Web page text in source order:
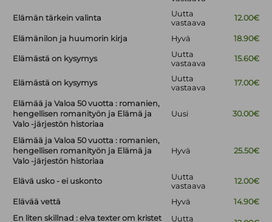
Elämän tärkein valinta
Uutta
vastaava
12.00€
Elämänilon ja huumorin kirja Hyvä 18.90€
Elämästä on kysymys
Uutta
vastaava
15.60€
Elämästä on kysymys
Uutta
vastaava
17.00€
Elämää ja Valoa 50 vuotta : romanien,
hengellisen romanityön ja Elämä ja
Valo -järjestön historiaa
Uusi 30.00€
Elämää ja Valoa 50 vuotta : romanien,
hengellisen romanityön ja Elämä ja
Valo -järjestön historiaa
Hyvä 25.50€
Elävä usko - ei uskonto
Uutta
vastaava
12.00€
Elävää vettä Hyvä
14.90€
En liten skillnad : elva texter om kristet
Uutta